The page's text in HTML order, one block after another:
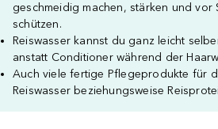
geschmeidig machen, stärken und vor
schützen.
Reiswasser kannst du ganz leicht
anstatt Conditioner während der
Auch viele fertige Pflegeprodukte für
Reiswasser beziehungsweise